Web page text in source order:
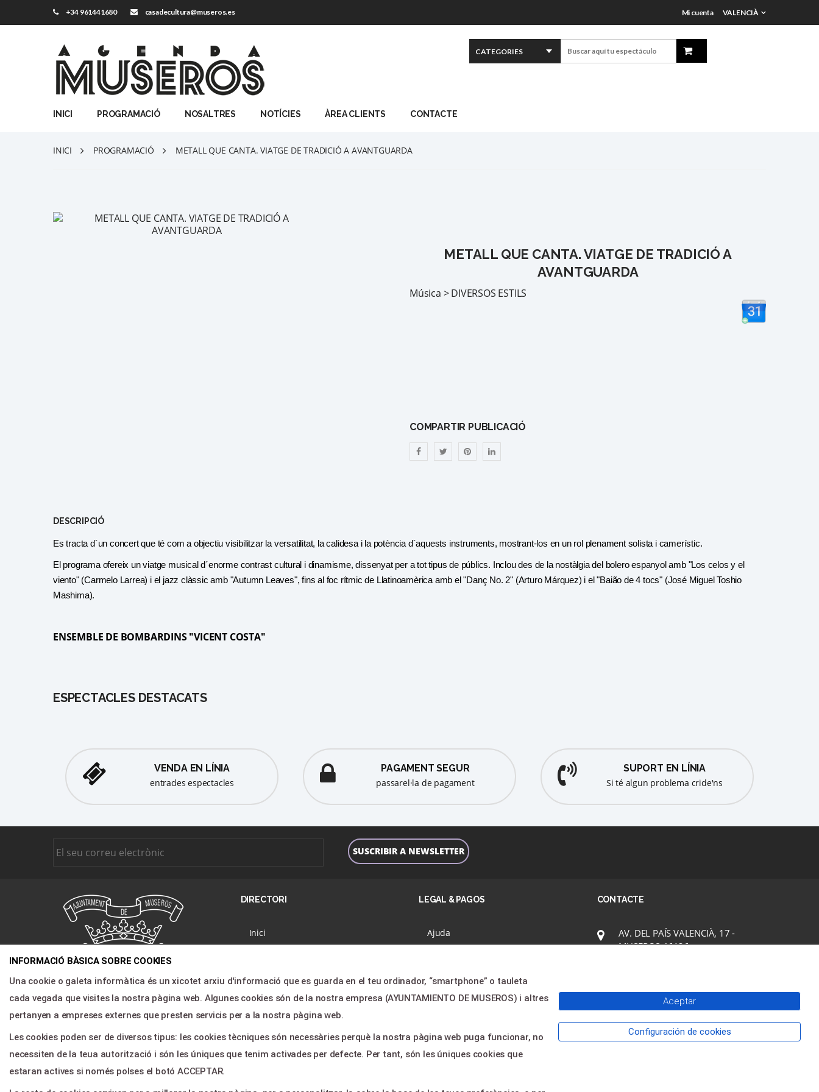
+34 961441680 casadecultura@museros.es Mi cuenta VALENCIÀ
INICI PROGRAMACIÓ NOSALTRES NOTÍCIES ÀREA CLIENTS CONTACTE
INICI PROGRAMACIÓ METALL QUE CANTA. VIATGE DE TRADICIÓ A AVANTGUARDA
METALL QUE CANTA. VIATGE DE TRADICIÓ A
AVANTGUARDA
Música > DIVERSOS ESTILS
COMPARTIR PUBLICACIÓ
DESCRIPCIÓ
Es tracta d´un concert que té com a objectiu visibilitzar la versatilitat, la calidesa i la potència d´aquests instruments, mostrant-los en un rol plenament solista i camerístic.
El programa ofereix un viatge musical d´enorme contrast cultural i dinamisme, dissenyat per a tot tipus de públics. Inclou des de la nostàlgia del bolero espanyol amb "Los celos y el
viento" (Carmelo Larrea) i el jazz clàssic amb "Autumn Leaves", fins al foc rítmic de Llatinoamèrica amb el "Danç No. 2" (Arturo Márquez) i el "Baião de 4 tocs" (José Miguel Toshio
Mashima).
ENSEMBLE DE BOMBARDINS "VICENT COSTA"
ESPECTACLES DESTACATS
VENDA EN LÍNIA
entrades espectacles
PAGAMENT SEGUR
passarel·la de pagament
SUPORT EN LÍNIA
Si té algun problema cride'ns
Agenda cultural de Museros
Saber más >>
DIRECTORI
Inici
Notícies
Àrea clients
Contacte
LEGAL & PAGOS
Ajuda
Contactar
CONTACTE
AV. DEL PAÍS VALENCIÀ, 17 -
MUSEROS 46136
INFORMACIÓ BÀSICA SOBRE COOKIES
Una cookie o galeta informàtica és un xicotet arxiu d'informació que es guarda en el teu ordinador, “smartphone” o tauleta
cada vegada que visites la nostra pàgina web. Algunes cookies són de la nostra empresa (AYUNTAMIENTO DE MUSEROS) i altres
pertanyen a empreses externes que presten servicis per a la nostra pàgina web.
Les cookies poden ser de diversos tipus: les cookies tècniques són necessàries perquè la nostra pàgina web puga funcionar, no
necessiten de la teua autorització i són les úniques que tenim activades per defecte. Per tant, són les úniques cookies que
estaran actives si només polses el botó ACCEPTAR.
Aceptar
Configuración de cookies